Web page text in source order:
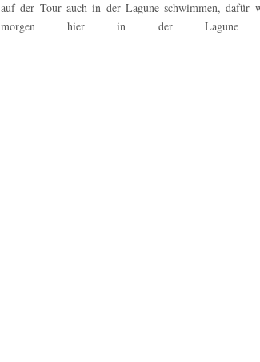
auf der Tour auch in der Lagune schwimmen, dafür
morgen hier in der Lagune